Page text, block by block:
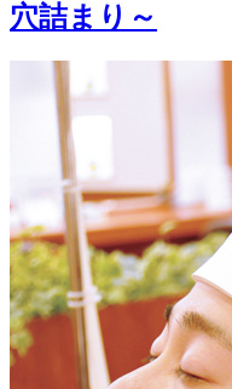
穴詰まり～